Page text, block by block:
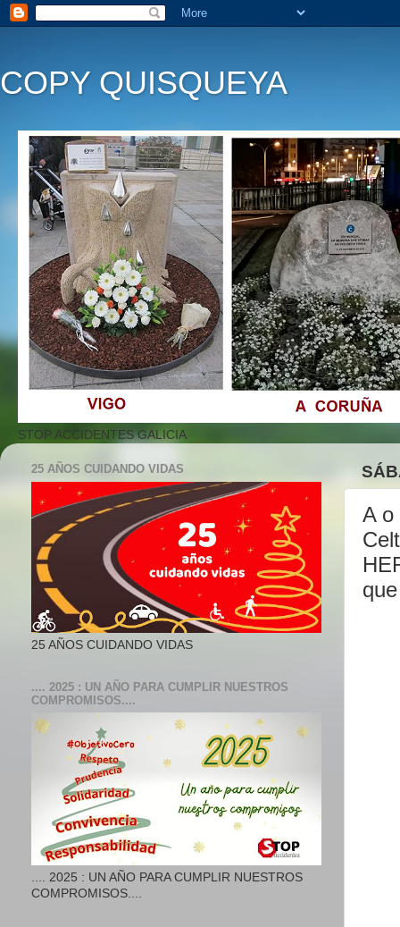
COPY QUISQUEYA
STOP ACCIDENTES GALICIA
A o
25 AÑOS CUIDANDO VIDAS
25 AÑOS CUIDANDO VIDAS
.... 2025 : UN AÑO PARA CUMPLIR NUESTROS
COMPROMISOS....
.... 2025 : UN AÑO PARA CUMPLIR NUESTROS
COMPROMISOS....